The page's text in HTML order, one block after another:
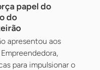
papel do
do
apresentou aos
para impulsionar o